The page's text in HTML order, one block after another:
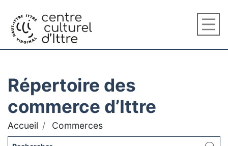
Répertoire des
commerce d’Ittre
Accueil Commerces